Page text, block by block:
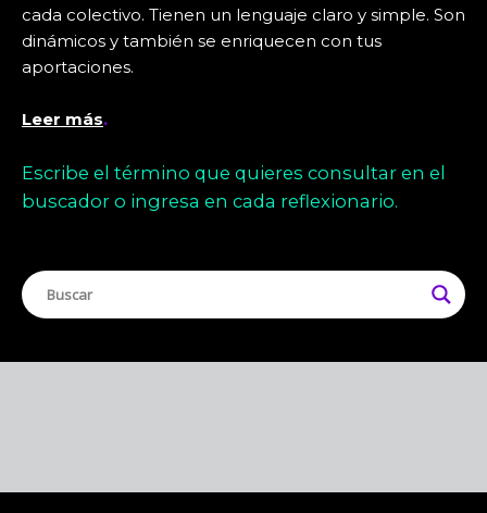
cada colectivo. Tienen un lenguaje claro y simple. Son
dinámicos y también se enriquecen con tus
aportaciones.
Leer más.
Escribe el término que quieres consultar en el
buscador o ingresa en cada reflexionario.